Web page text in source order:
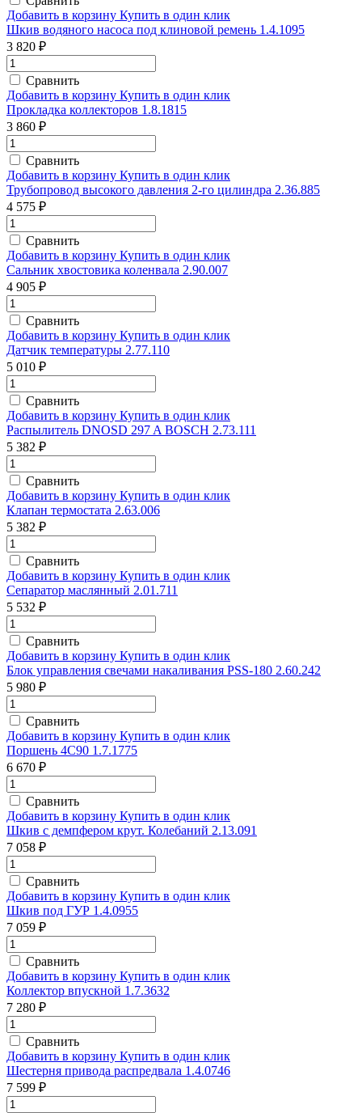
Добавить в корзину Купить в один клик
Шкив водяного насоса под клиновой ремень 1.4.1095
3 820 ₽
Сравнить
Добавить в корзину Купить в один клик
Прокладка коллекторов 1.8.1815
3 860 ₽
Сравнить
Добавить в корзину Купить в один клик
Трубопровод высокого давления 2-го цилиндра 2.36.885
4 575 ₽
Сравнить
Добавить в корзину Купить в один клик
Сальник хвостовика коленвала 2.90.007
4 905 ₽
Сравнить
Добавить в корзину Купить в один клик
Датчик температуры 2.77.110
5 010 ₽
Сравнить
Добавить в корзину Купить в один клик
Распылитель DNOSD 297 A BOSCH 2.73.111
5 382 ₽
Сравнить
Добавить в корзину Купить в один клик
Клапан термостата 2.63.006
5 382 ₽
Сравнить
Добавить в корзину Купить в один клик
Сепаратор маслянный 2.01.711
5 532 ₽
Сравнить
Добавить в корзину Купить в один клик
Блок управления свечами накаливания PSS-180 2.60.242
5 980 ₽
Сравнить
Добавить в корзину Купить в один клик
Поршень 4С90 1.7.1775
6 670 ₽
Сравнить
Добавить в корзину Купить в один клик
Шкив с демпфером крут. Колебаний 2.13.091
7 058 ₽
Сравнить
Добавить в корзину Купить в один клик
Шкив под ГУР 1.4.0955
7 059 ₽
Сравнить
Добавить в корзину Купить в один клик
Коллектор впускной 1.7.3632
7 280 ₽
Сравнить
Добавить в корзину Купить в один клик
Шестерня привода распредвала 1.4.0746
7 599 ₽